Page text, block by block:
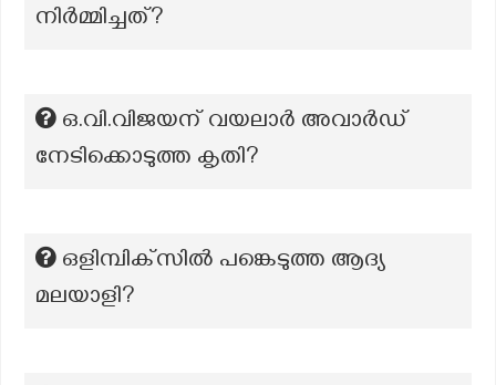
നിർമ്മിച്ചത്?
ഒ.വി.വിജയന് വയലാർ അവാർഡ്
നേടിക്കൊടുത്ത കൃതി?
ഒളിമ്പിക്‌സിൽ പങ്കെടുത്ത ആദ്യ
മലയാളി?